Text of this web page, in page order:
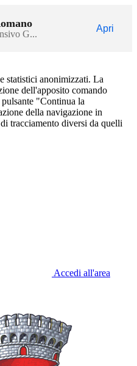
G...
Apri
statistici anonimizzati. La
dell'apposito comando
"Continua la
della navigazione in
tracciamento diversi da quelli
Accedi all'area